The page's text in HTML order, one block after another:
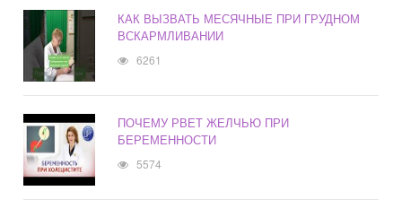
КАК ВЫЗВАТЬ МЕСЯЧНЫЕ ПРИ ГРУДНОМ
ВСКАРМЛИВАНИИ
6261
ПОЧЕМУ РВЕТ ЖЕЛЧЬЮ ПРИ
БЕРЕМЕННОСТИ
5574